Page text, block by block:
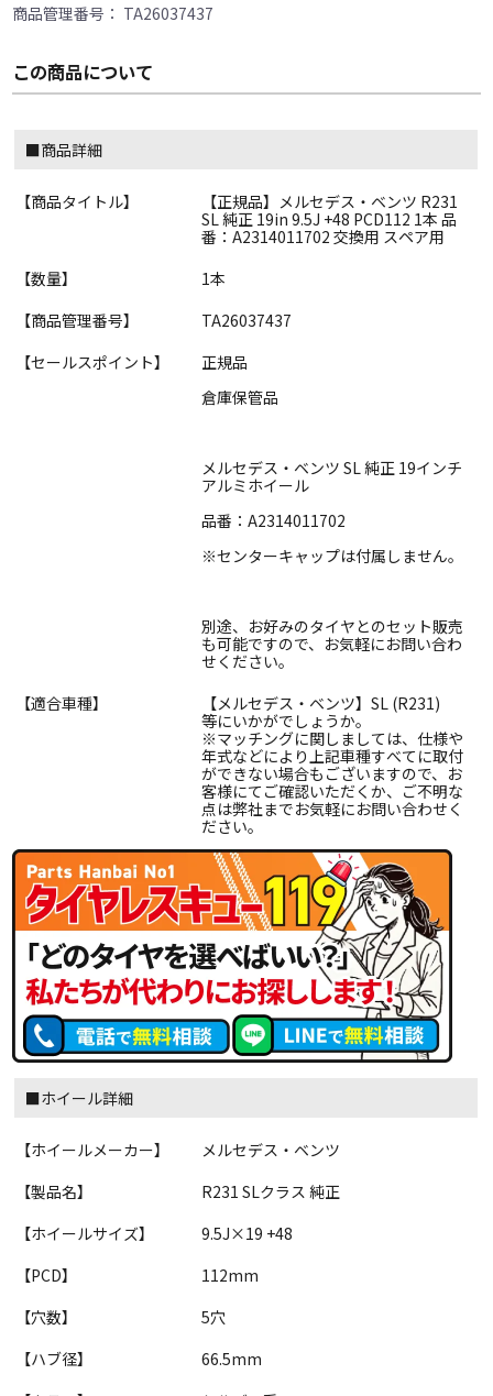
商品管理番号： TA26037437
この商品について
■商品詳細
【商品タイトル】
【正規品】メルセデス・ベンツ R231
SL 純正 19in 9.5J +48 PCD112 1本 品
番：A2314011702 交換用 スペア用
【数量】
1本
【商品管理番号】
TA26037437
【セールスポイント】
正規品
倉庫保管品
メルセデス・ベンツ SL 純正 19インチ
アルミホイール
品番：A2314011702
※センターキャップは付属しません。
別途、お好みのタイヤとのセット販売
も可能ですので、お気軽にお問い合わ
せください。
【適合車種】
【メルセデス・ベンツ】SL (R231)
等にいかがでしょうか。
※マッチングに関しましては、仕様や
年式などにより上記車種すべてに取付
ができない場合もございますので、お
客様にてご確認いただくか、ご不明な
点は弊社までお気軽にお問い合わせく
ださい。
■ホイール詳細
【ホイールメーカー】
メルセデス・ベンツ
【製品名】
R231 SLクラス 純正
【ホイールサイズ】
9.5J×19 +48
【PCD】
112mm
【穴数】
5穴
【ハブ径】
66.5mm